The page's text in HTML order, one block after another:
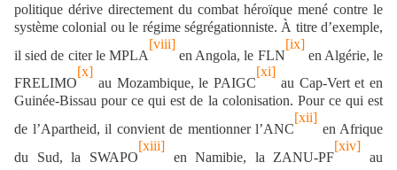
politique dérive directement du combat héroïque mené contre le
système colonial ou le régime ségrégationniste. À titre d’exemple,
il sied de citer le MPLA
[viii]
en Angola, le FLN
[ix]
en Algérie, le
FRELIMO
[x]
au Mozambique, le PAIGC
[xi]
au Cap-Vert et en
Guinée-Bissau pour ce qui est de la colonisation. Pour ce qui est
de l’Apartheid, il convient de mentionner l’ANC
[xii]
en Afrique
du Sud, la SWAPO
[xiii]
en Namibie, la ZANU-PF
[xiv]
au